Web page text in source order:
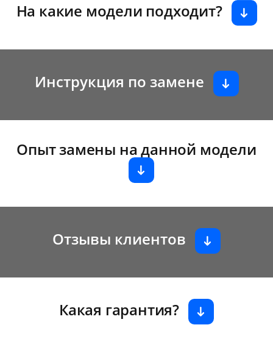
На какие модели подходит?
Инструкция по замене
Опыт замены на данной модели
Отзывы клиентов
Какая гарантия?